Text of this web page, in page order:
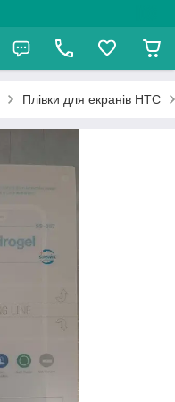
Плівки для екранів HTC